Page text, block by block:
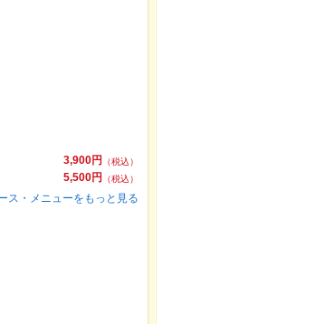
3,900円
（税込）
5,500円
（税込）
ス・メニューをもっと見る